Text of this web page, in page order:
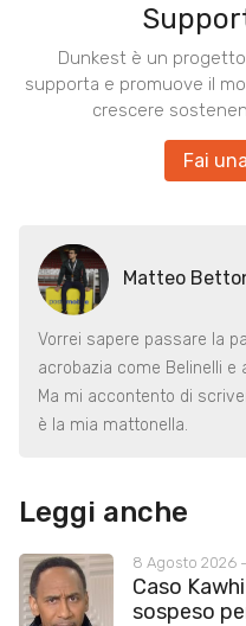
Dunkest è un
supporta e promuove il
crescere
Fai
Matteo
Vorrei sapere passare la
acrobazia come Belinelli e
Ma mi accontento di
è la mia mattonella.
Leggi anche
8 Agosto 2026
Caso
sospeso